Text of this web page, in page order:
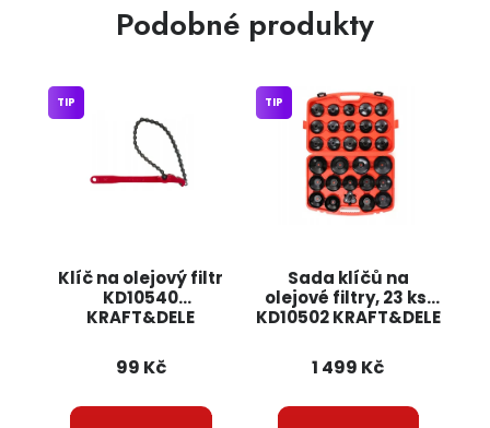
Podobné produkty
Klíč na olejový filtr
KD10540
KRAFT&DELE
TIP
99 Kč
Sada klíčů na
olejové filtry, 23 ks,
KD10502 KRAFT&DELE
TIP
1 499 Kč